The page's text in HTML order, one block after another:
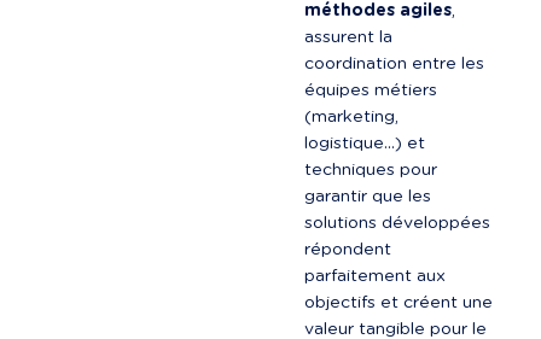
méthodes agiles,
assurent la
coordination entre les
équipes métiers
(marketing,
logistique...) et
techniques pour
garantir que les
solutions développées
répondent
parfaitement aux
objectifs et créent une
valeur tangible pour le